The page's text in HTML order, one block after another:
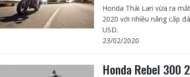
Honda Thái Lan vừa ra
2020 với nhiều nâng cấp
USD.
23/02/2020
Honda Rebel 300